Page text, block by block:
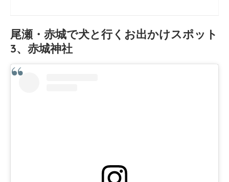
尾瀬・赤城で犬と行くお出かけスポット
3、赤城神社